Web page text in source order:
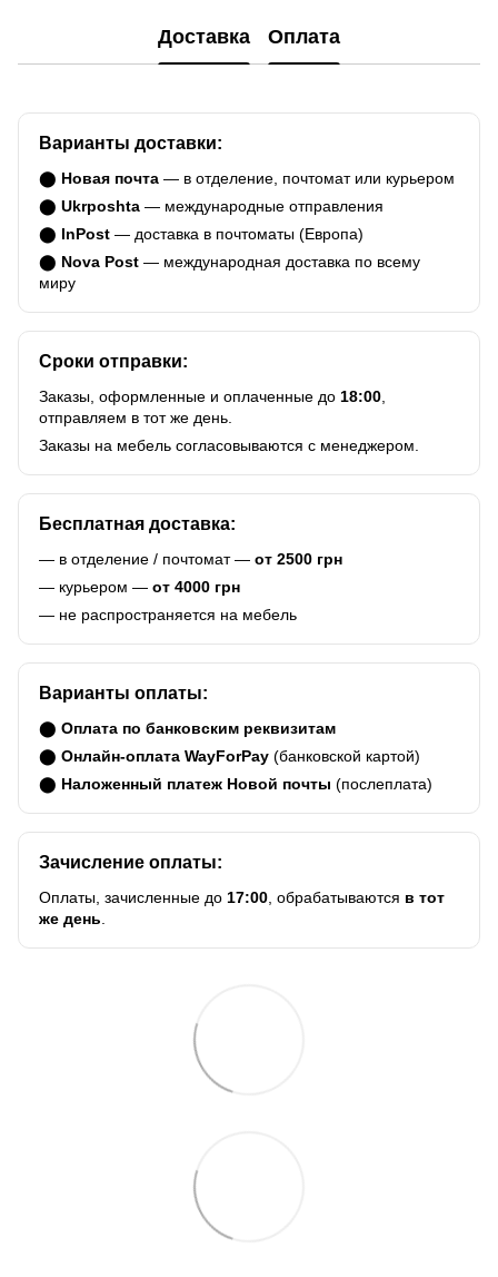
Доставка Оплата
Варианты доставки:
⬤ Новая почта — в отделение, почтомат или курьером
⬤ Ukrposhta — международные отправления
⬤ InPost — доставка в почтоматы (Европа)
⬤ Nova Post — международная доставка по всему
миру
Сроки отправки:
Заказы, оформленные и оплаченные до 18:00
отправляем в тот же день.
Заказы на мебель согласовываются с менеджером.
Бесплатная доставка:
— в отделение / почтомат — от 2500 грн
— курьером — от 4000 грн
— не распространяется на мебель
Варианты оплаты:
⬤ Оплата по банковским реквизитам
⬤ Онлайн-оплата WayForPay (банковской картой)
⬤ Наложенный платеж Новой почты (послеплата)
Зачисление оплаты:
Оплаты, зачисленные до 17:00 , обрабатываются в тот
же день